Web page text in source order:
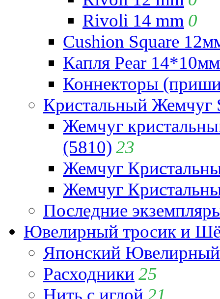
Rivoli 14 mm 0
Cushion Square
Капля Pear
Коннекторы
Кристальный Жемчуг
Жемчуг
(5810) 23
Жемчуг
Жемчуг
Последние
Ювелирный тросик и
Японский
Расходники 25
Нить с иглой 21